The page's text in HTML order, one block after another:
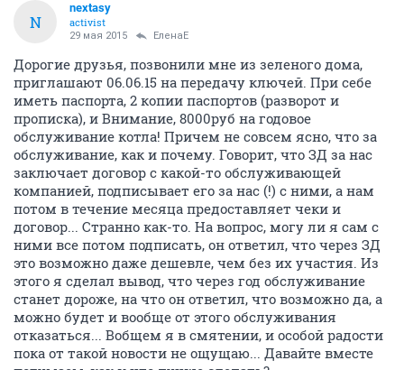
N
nextasy
activist
29 мая 2015 ЕленаЕ
Дорогие друзья, позвонили мне из зеленого дома,
приглашают 06.06.15 на передачу ключей. При себе
иметь паспорта, 2 копии паспортов (разворот и
прописка), и Внимание, 8000руб на годовое
обслуживание котла! Причем не совсем ясно, что за
обслуживание, как и почему. Говорит, что ЗД за нас
заключает договор с какой-то обслуживающей
компанией, подписывает его за нас (!) с ними, а нам
потом в течение месяца предоставляет чеки и
договор... Странно как-то. На вопрос, могу ли я сам с
ними все потом подписать, он ответил, что через ЗД
это возможно даже дешевле, чем без их участия. Из
этого я сделал вывод, что через год обслуживание
станет дороже, на что он ответил, что возможно да, а
можно будет и вообще от этого обслуживания
отказаться... Вобщем я в смятении, и особой радости
пока от такой новости не ощущаю... Давайте вместе